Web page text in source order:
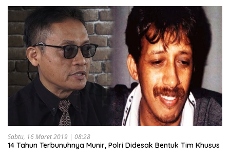
Sabtu, 16 Maret 2019 | 08:28
14 Tahun Terbunuhnya Munir, Polri Didesak Bentuk Tim Khusus